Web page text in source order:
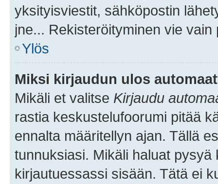
yksityisviestit, sähköpostin
jne... Rekisteröityminen vie
Ylös
Miksi kirjaudun ulos
Mikäli et valitse Kirjaudu
rastia keskustelufoorumi pitää
ennalta määritellyn ajan. Tällä
tunnuksiasi. Mikäli haluat
kirjautuessassi sisään. Tätä ei